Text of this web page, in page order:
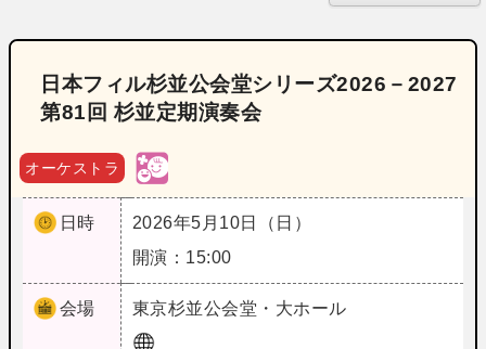
日本フィル杉並公会堂シリーズ2026－2027
第81回 杉並定期演奏会
オーケストラ
日時
2026年5月10日（日）
開演：15:00
会場 東京杉並公会堂・大ホール